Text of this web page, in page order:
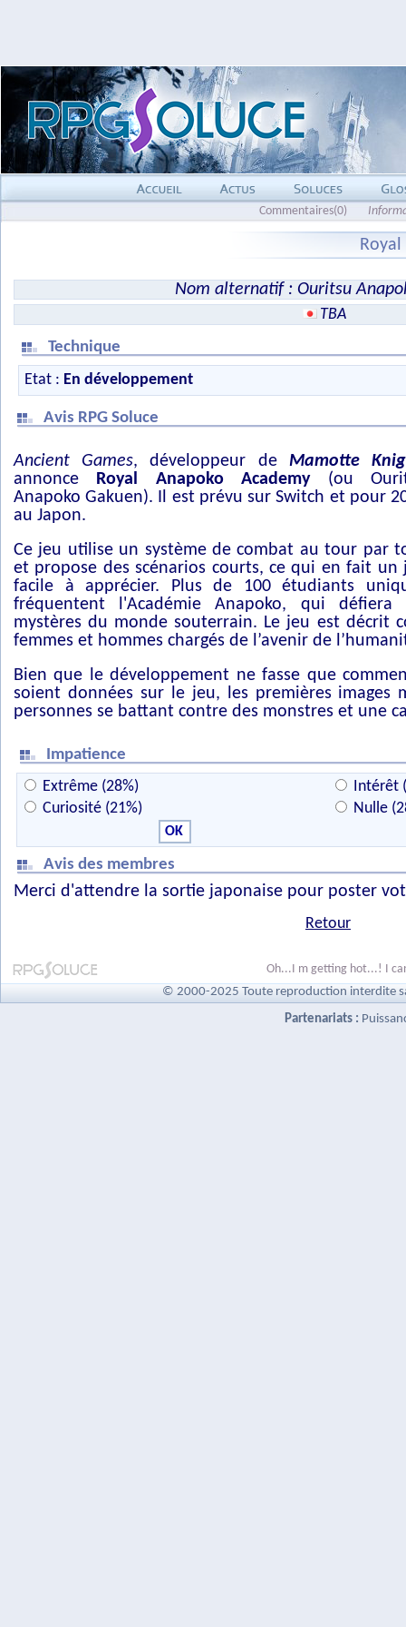
Commentaires(0)
Nom alternatif : Ouritsu
TBA
Technique
Etat : En développement
Avis RPG Soluce
Ancient Games, développeur de Mamotte
annonce Royal Anapoko Academy(ou
Anapoko Gakuen). Il est prévu sur Switch et pour
au Japon.
Ce jeu utilise un système de combat au tour par
et propose des scénarios courts, ce qui en fait un
facile à apprécier. Plus de 100 étudiants
fréquentent l'Académie Anapoko, qui défiera
mystères du monde souterrain. Le jeu est décrit
femmes et hommes chargés de l’avenir de
Bien que le développement ne fasse que
soient données sur le jeu, les premières
personnes se battant contre des monstres et une
Impatience
Extrême (28%)
Intérêt
Curiosité (21%)
Nulle
Avis des membres
Merci d'attendre la sortie japonaise pour poster
Retour
Oh...I m getting hot...! I
© 2000-2025 Toute reproduction interdite
Partenariats :